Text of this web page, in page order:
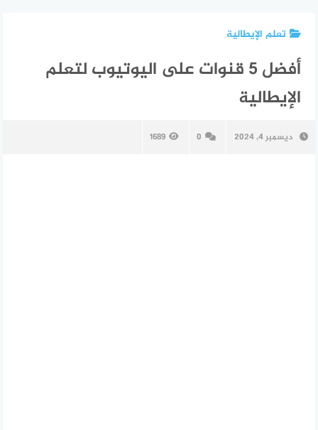
تعلم الإيطالية
أفضل 5 قنوات على اليوتيوب لتعلم
الإيطالية
ديسمبر 4, 2024 0
1689